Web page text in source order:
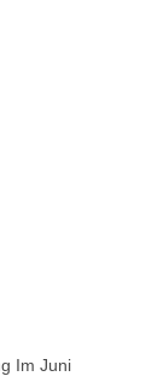
Im Juni